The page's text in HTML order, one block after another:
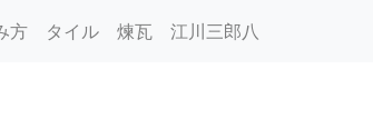
方 タイル 煉瓦 江川三郎八